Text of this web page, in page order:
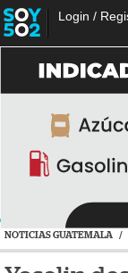
Login /
NOTICIAS GUATEMALA /